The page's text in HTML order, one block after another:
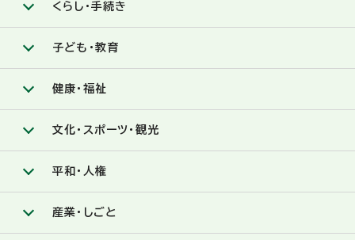
くらし・手続き
子ども・教育
健康・福祉
文化・スポーツ・観光
平和・人権
産業・しごと